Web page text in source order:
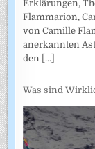
Erklärungen,
Flammarion,
von Camille
anerkannten
den [...]
Was sind